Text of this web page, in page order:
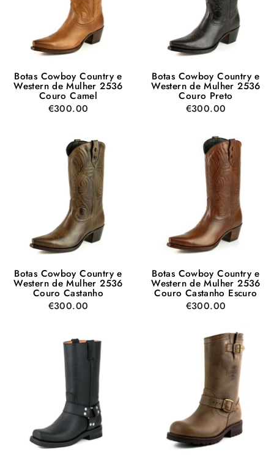
Botas Cowboy Country e
Western de Mulher 2536
Couro Camel
€300.00
Botas Cowboy Country e
Western de Mulher 2536
Couro Preto
€300.00
Botas Cowboy Country e
Western de Mulher 2536
Couro Castanho
€300.00
Botas Cowboy Country e
Western de Mulher 2536
Couro Castanho Escuro
€300.00